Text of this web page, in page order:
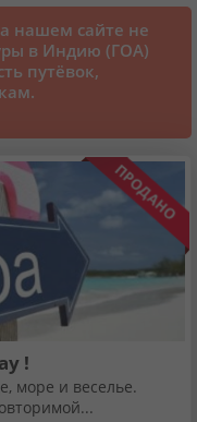
нашем сайте не
в Индию (ГОА)
путёвок,
!
море и веселье.